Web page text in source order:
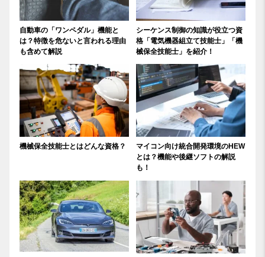
自動車の「ワンペダル」機能と
は？特徴を危ないと言われる理由
も含めて解説
シーケンス制御の知識が役立つ資
格「電気機器組立て技能士」「機
械保全技能士」を紹介！
機械保全技能士とはどんな資格？
マイコン向け統合開発環境のHEW
とは？機能や後継ソフトの解説
も！